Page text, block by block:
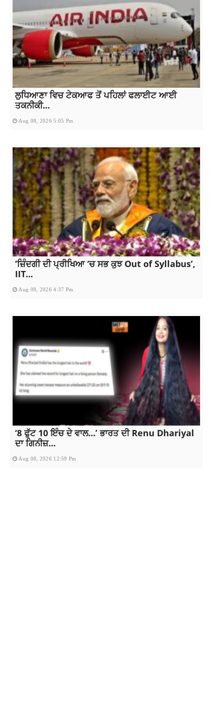
ਲੁਧਿਆਣਾ ਵਿਚ ਟੇਕਆਫ ਤੋਂ ਪਹਿਲਾਂ ਫਲਾਈਟ ਆਈ
ਤਕਨੀਕੀ...
Aug 08, 2026 5:05 Pm
‘ਜ਼ਿੰਦਗੀ ਦੀ ਪ੍ਰੀਖਿਆ ‘ਚ ਸਭ ਕੁਝ Out of Syllabus’,
IIT...
Aug 08, 2026 4:37 Pm
‘8 ਫੁੱਟ 10 ਇੰਚ ਦੇ ਵਾਲ…’ ਭਾਰਤ ਦੀ Renu Dhariyal
ਦਾ ਗਿਨੀਜ਼...
Aug 08, 2026 12:59 Pm